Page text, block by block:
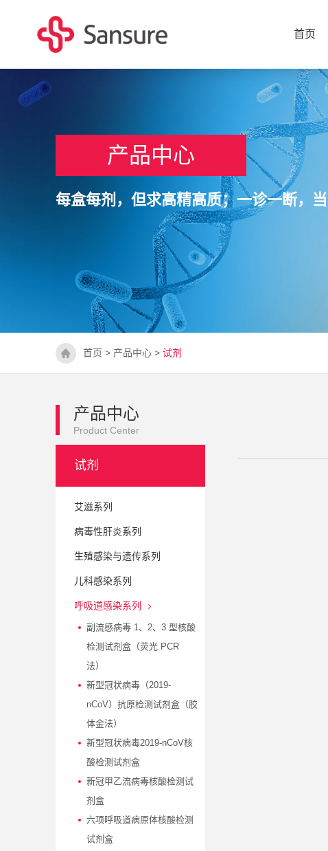
首页
产品中心
每盒每剂，但求高精高质；一诊一断，
首页 > 产品中心> 试剂
产品中心
Product Center
试剂
艾滋系列
病毒性肝炎系列
生殖感染与遗传系列
儿科感染系列
呼吸道感染系列
副流感病毒 1、2、3 型核酸
检测试剂盒（荧光 PCR
法）
新型冠状病毒（2019-
nCoV）抗原检测试剂盒（胶
体金法）
新型冠状病毒2019-nCoV核
酸检测试剂盒
新冠甲乙流病毒核酸检测试
剂盒
六项呼吸道病原体核酸检测
试剂盒